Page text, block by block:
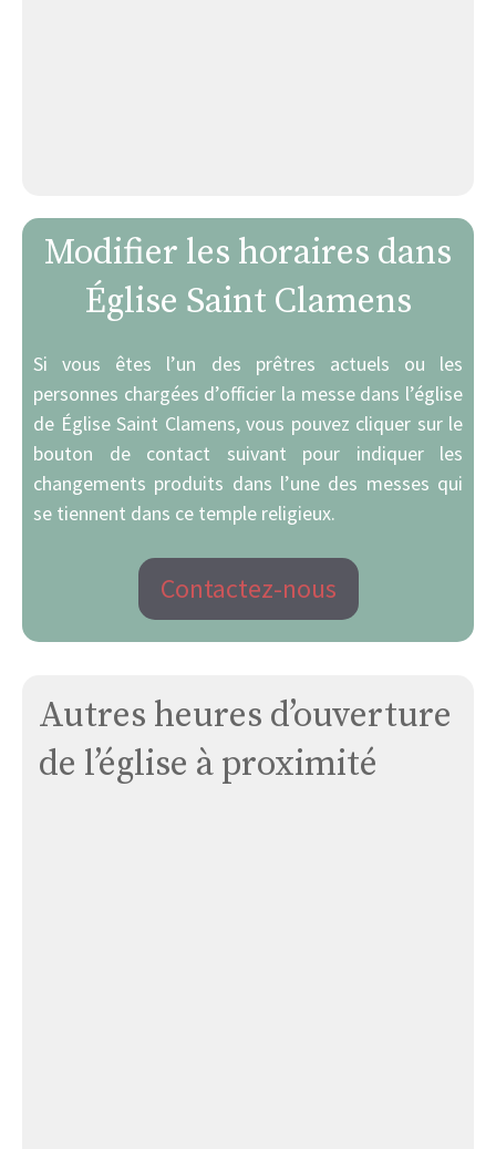
Modifier les horaires dans
Église Saint Clamens
Si vous êtes l’un des prêtres actuels ou les
personnes chargées d’officier la messe dans l’église
de Église Saint Clamens, vous pouvez cliquer sur le
bouton de contact suivant pour indiquer les
changements produits dans l’une des messes qui
se tiennent dans ce temple religieux.
Contactez-nous
Autres heures d’ouverture
de l’église à proximité